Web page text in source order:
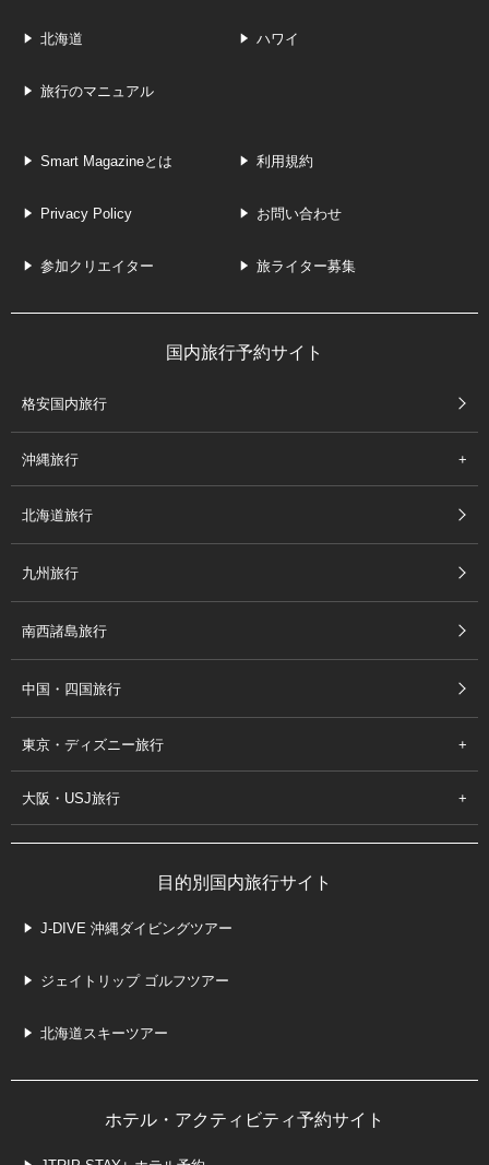
北海道 ハワイ
旅行のマニュアル
Smart Magazineとは 利用規約
Privacy Policy お問い合わせ
参加クリエイター 旅ライター募集
国内旅行予約サイト
格安国内旅行
沖縄旅行
北海道旅行
九州旅行
南西諸島旅行
中国・四国旅行
東京・ディズニー旅行
大阪・USJ旅行
目的別国内旅行サイト
J-DIVE 沖縄ダイビングツアー
ジェイトリップ ゴルフツアー
北海道スキーツアー
ホテル・アクティビティ予約サイト